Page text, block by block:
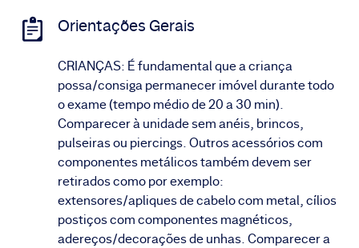
Orientações Gerais
CRIANÇAS: É fundamental que a criança
possa/consiga permanecer imóvel durante todo
o exame (tempo médio de 20 a 30 min).
Comparecer à unidade sem anéis, brincos,
pulseiras ou piercings. Outros acessórios com
componentes metálicos também devem ser
retirados como por exemplo:
extensores/apliques de cabelo com metal, cílios
postiços com componentes magnéticos,
adereços/decorações de unhas. Comparecer a